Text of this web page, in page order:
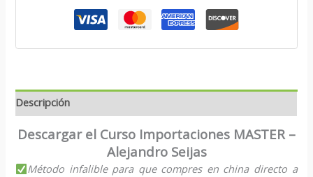
Descripción
Descargar el Curso Importaciones MASTER –
Alejandro Seijas
Método infalible para que compres en china directo a